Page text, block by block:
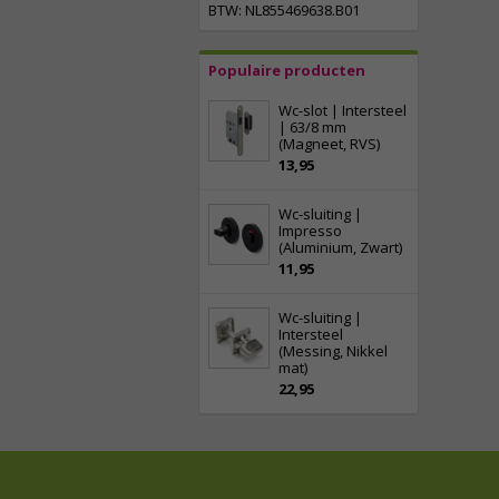
BTW: NL855469638.B01
Populaire producten
Wc-slot | Intersteel
| 63/8 mm
(Magneet, RVS)
13,95
Wc-sluiting |
Impresso
(Aluminium, Zwart)
11,95
Wc-sluiting |
Intersteel
(Messing, Nikkel
mat)
22,95